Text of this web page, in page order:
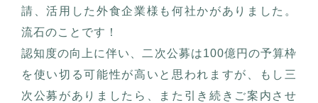
請、活用した外食企業様も何社かがありました。
流石のことです！
認知度の向上に伴い、二次公募は100億円の予算枠
を使い切る可能性が高いと思われますが、もし三
次公募がありましたら、また引き続きご案内させ